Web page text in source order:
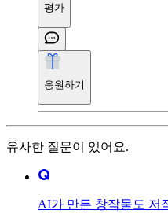
평가
응원하기
유사한 질문이 있어요.
AI가 만든 창작물도 저